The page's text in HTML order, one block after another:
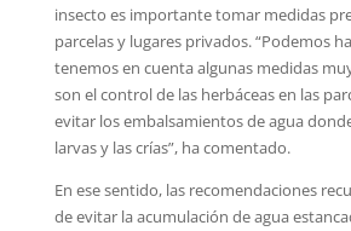
insecto es importante tomar medidas
parcelas y lugares privados. “Podemos
tenemos en cuenta algunas medidas
son el control de las herbáceas en las
evitar los embalsamientos de agua
larvas y las crías”, ha comentado.
En ese sentido, las recomendaciones
de evitar la acumulación de agua